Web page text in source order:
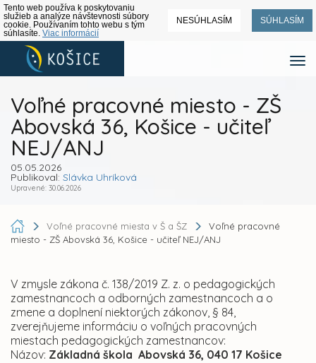
Tento web používa k poskytovaniu
služieb a analýze návštevnosti súbory
cookie. Používaním tohto webu s tým
súhlasíte. Viac informácií
NESÚHLASÍM SÚHLASÍM
Voľné pracovné miesto - ZŠ
Abovská 36, Košice - učiteľ
NEJ/ANJ
05.05.2026
Publikoval: Slávka Uhríková
Upravené: 30.06.2026
Voľné pracovné miesta v Š a ŠZ
Voľné pracovné
miesto - ZŠ Abovská 36, Košice - učiteľ NEJ/ANJ
V zmysle zákona č. 138/2019 Z. z. o pedagogických
zamestnancoch a odborných zamestnancoch a o
zmene a doplnení niektorých zákonov, § 84,
zverejňujeme informáciu o voľných pracovných
miestach pedagogických zamestnancov:
Názov: Základná škola Abovská 36, 040 17 Košice